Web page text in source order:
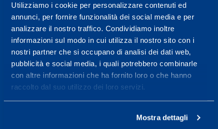
Utilizziamo i cookie per personalizzare contenuti ed
annunci, per fornire funzionalità dei social media e per
analizzare il nostro traffico. Condividiamo inoltre
informazioni sul modo in cui utilizza il nostro sito con i
nostri partner che si occupano di analisi dei dati web,
pubblicità e social media, i quali potrebbero combinarle
con altre informazioni che ha fornito loro o che hanno
raccolto dal suo utilizzo dei loro servizi.
Mostra dettagli
Centro servizi per l'alta
prestazione ed il
wellness.
Maggiori informazioni
Servizi